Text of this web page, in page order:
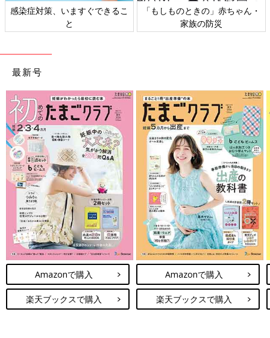
同じ出産予定月の妊婦さんの体験談や質問が読める
「まいにちのたまひよ」アプリ
＼月間投稿数80万件以上／ 同じ出産予定月の妊婦さん同士で情
報交換できる同期ルームと、先輩ママの知恵を借りられる「グッ
ズ」や「お金」「出産レポート」などのカテゴリルームの２種類
をご用意♪
無料公式アプリをダウンロード ＞
※上記の投稿は、アプリ「まいにちのたまひよ」ルームに投稿されたものから引用
しており、アイコン画像やユーザ名など一部編集しています。
感染症対策、いますぐできるこ
と
「もしものときの」赤ちゃん・
家族の防災
最新号
Amazonで購入
楽天ブックスで購入
Amazonで購入
楽天ブックスで購入